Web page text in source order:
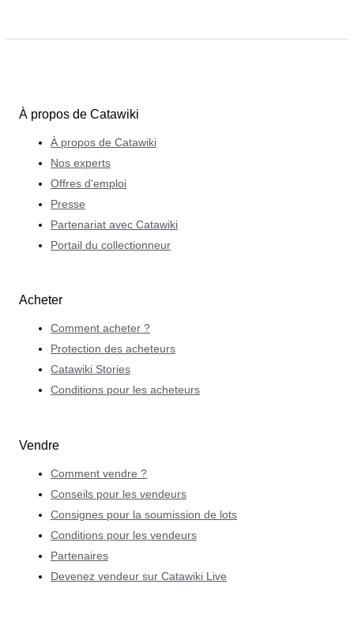
À propos de Catawiki
À propos de Catawiki
Nos experts
Offres d'emploi
Presse
Partenariat avec Catawiki
Portail du collectionneur
Acheter
Comment acheter ?
Protection des acheteurs
Catawiki Stories
Conditions pour les acheteurs
Vendre
Comment vendre ?
Conseils pour les vendeurs
Consignes pour la soumission de lots
Conditions pour les vendeurs
Partenaires
Devenez vendeur sur Catawiki Live